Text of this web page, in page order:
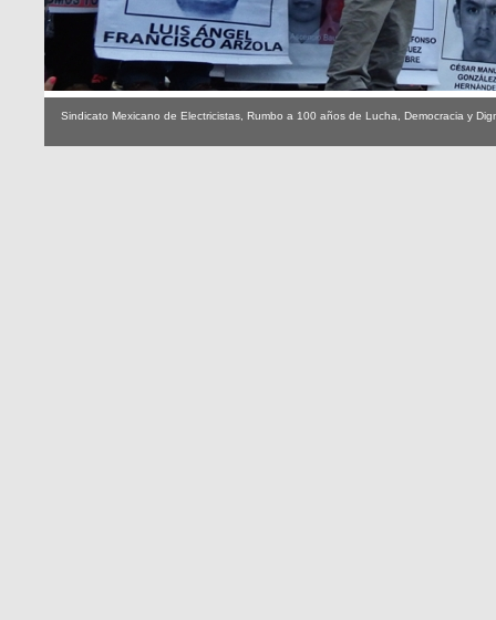
Sindicato Mexicano de Electricistas, Rumbo a 100 años de Lucha, Democracia y